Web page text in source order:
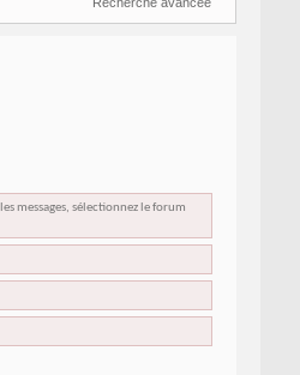
messages, sélectionnez le forum